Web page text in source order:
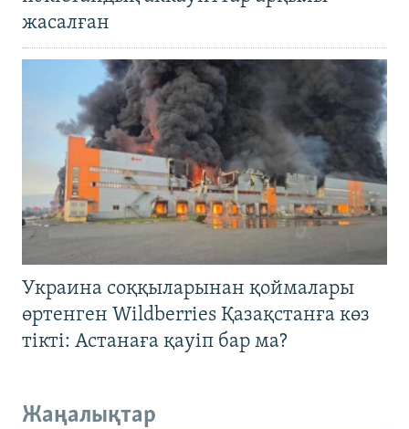
жасалған
Украина соққыларынан қоймалары
өртенген Wildberries Қазақстанға көз
тікті: Астанаға қауіп бар ма?
Жаңалықтар